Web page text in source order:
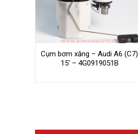
Cụm bơm xăng – Audi A6 (C7)
15′ – 4G0919051B